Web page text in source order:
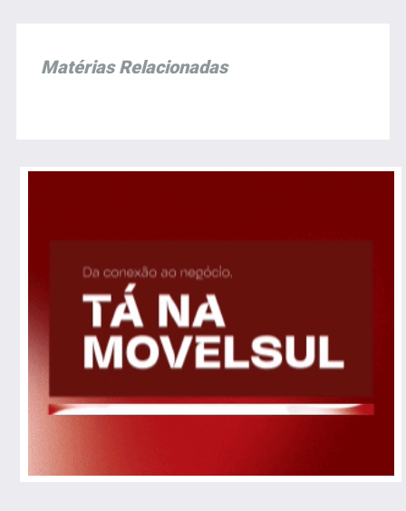
Matérias Relacionadas